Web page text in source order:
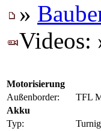
»
Videos:
Motorisierung
Außenborder:
TFL
Akku
Typ: